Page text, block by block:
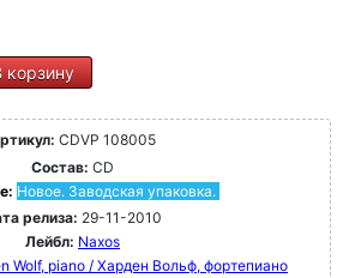
корзину
CDVP 108005
Состав: CD
Новое. Заводская упаковка.
релиза: 29-11-2010
Лейбл: Naxos
Wolf, piano / Харден Вольф, фортепиано